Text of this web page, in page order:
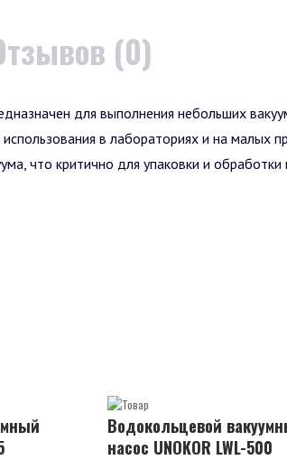
(0)
для выполнения небольших
в лабораториях и на малых
что критично для упаковки и
Водокольцевой
насос UNOKOR LWL-500